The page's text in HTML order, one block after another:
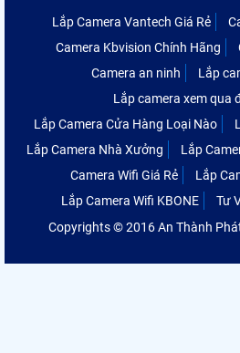
Lắp Camera Vantech Giá Rẻ
Camera Kbvision Chính Hãng
Camera an ninh
Lắp
Lắp camera xem qua
Lắp Camera Cửa Hàng Loại Nào
Lắp Camera Nhà Xưởng
Lắp
Camera Wifi Giá Rẻ
Lắp
Lắp Camera Wifi KBONE
Tư
Copyrights © 2016 An Thành